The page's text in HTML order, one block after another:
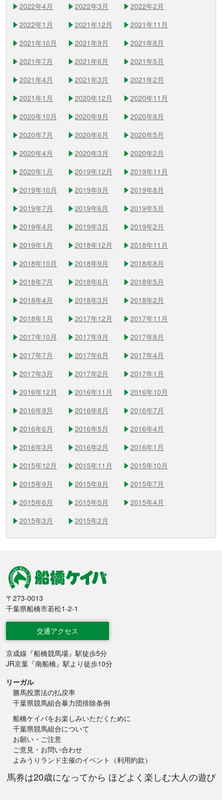
2022年4月
2022年3月
2022年2月
2022年1月
2021年12月
2021年11月
2021年10月
2021年9月
2021年8月
2021年7月
2021年6月
2021年5月
2021年4月
2021年3月
2021年2月
2021年1月
2020年12月
2020年11月
2020年10月
2020年9月
2020年8月
2020年7月
2020年6月
2020年5月
2020年4月
2020年3月
2020年2月
2020年1月
2019年12月
2019年11月
2019年10月
2019年9月
2019年8月
2019年7月
2019年6月
2019年5月
2019年4月
2019年3月
2019年2月
2019年1月
2018年12月
2018年11月
2018年10月
2018年9月
2018年8月
2018年7月
2018年6月
2018年5月
2018年4月
2018年3月
2018年2月
2018年1月
2017年12月
2017年11月
2017年10月
2017年9月
2017年8月
2017年7月
2017年6月
2017年4月
2017年3月
2017年2月
2017年1月
2016年12月
2016年11月
2016年10月
2016年9月
2016年8月
2016年7月
2016年6月
2016年5月
2016年4月
2016年3月
2016年2月
2016年1月
2015年12月
2015年11月
2015年10月
2015年9月
2015年8月
2015年7月
2015年6月
2015年5月
2015年4月
2015年3月
2015年2月
船橋競馬
〒273-0013
千葉県船橋市若松1-2-1
交通アクセス
京成線『船橋競馬場』駅徒歩5分
JR京葉『南船橋』駅より徒歩10分
リーガル
勝馬投票法の払戻率
千葉県競馬組合暴力団排除条例
船橋ケイバをお楽しみいただくために
千葉県競馬組合について
お願い・ご注意
ご意見・お問い合わせ
よみうりランド主催のイベント（利用約款）
馬券は20歳になってから ほどよく楽しむ大人の遊び